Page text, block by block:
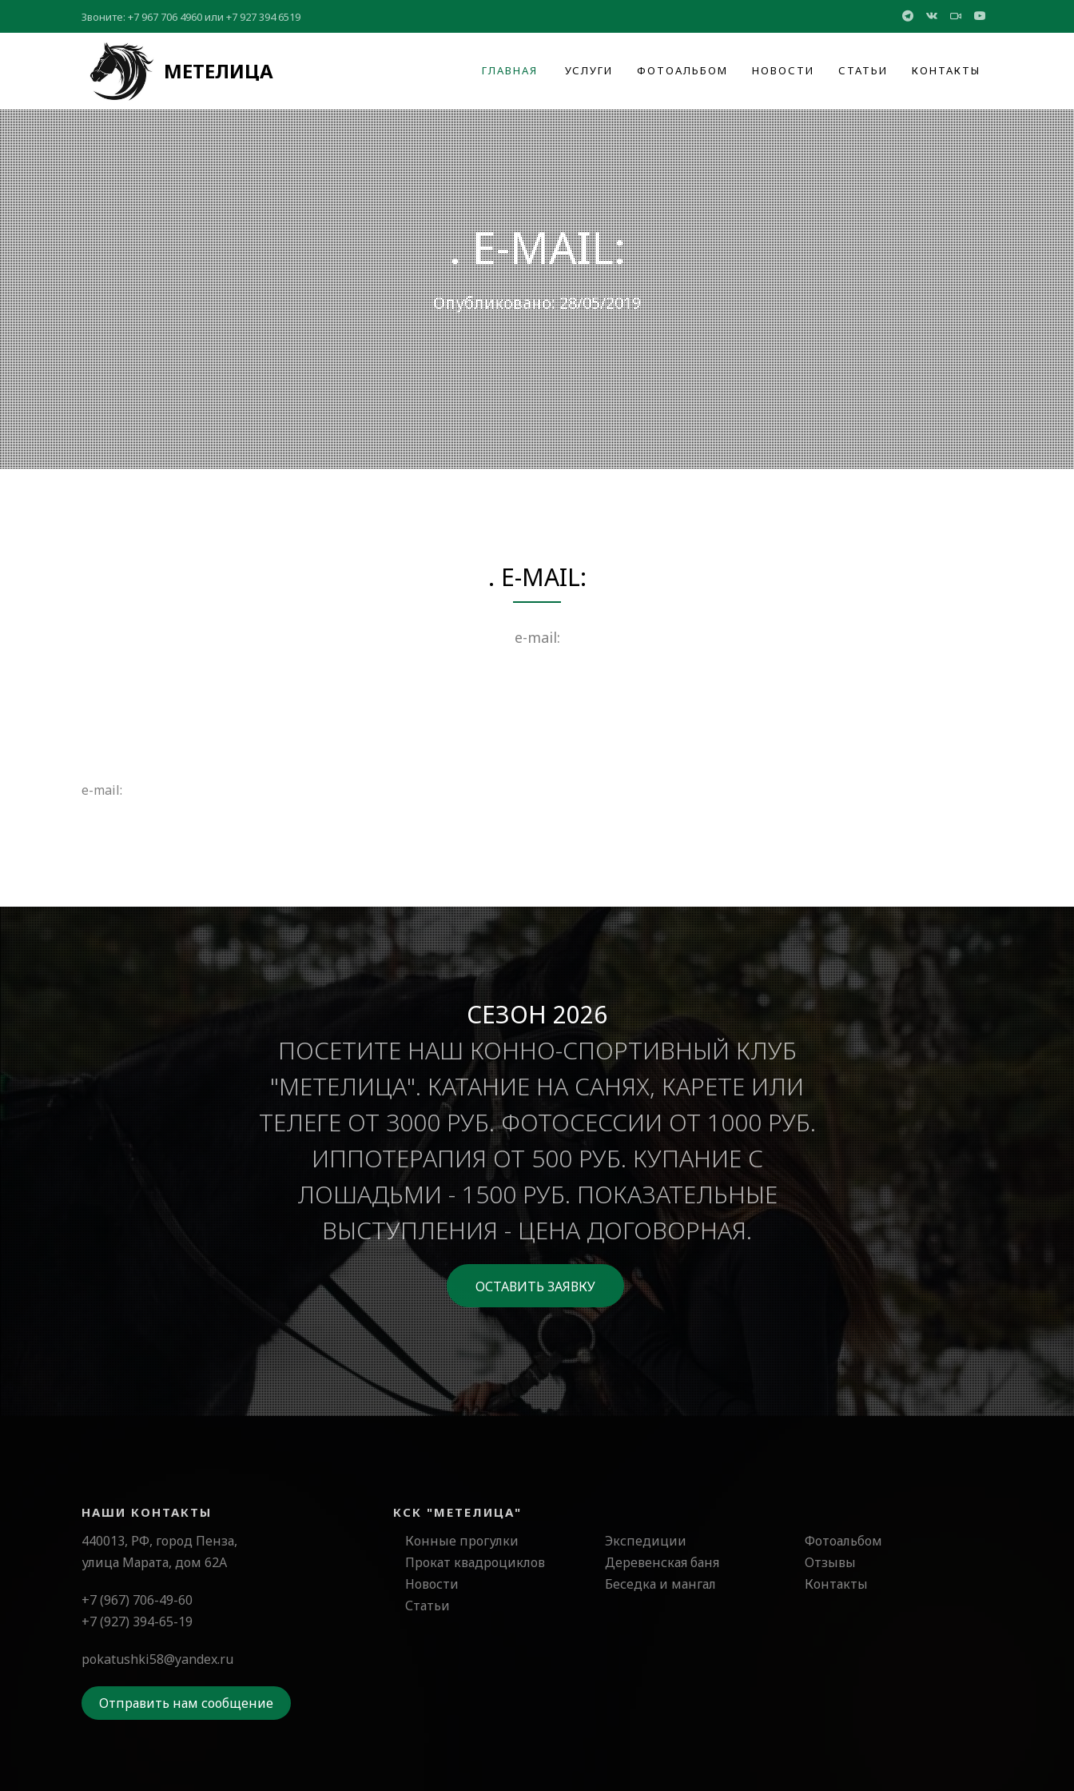
Звоните: +7 967 706 4960или +7 927 394 6519
МЕТЕЛИЦА ГЛАВНАЯ УСЛУГИ ФОТОАЛЬБОМ НОВОСТИ СТАТЬИ КОНТАКТЫ
. E-MAIL:
Опубликовано: 28/05/2019
. E-MAIL:
e-mail:
e-mail:
СЕЗОН 2026
ПОСЕТИТЕ НАШ КОННО-СПОРТИВНЫЙ КЛУБ
"МЕТЕЛИЦА". КАТАНИЕ НА САНЯХ, КАРЕТЕ ИЛИ
ТЕЛЕГЕ ОТ 3000 РУБ. ФОТОСЕССИИ ОТ 1000 РУБ.
ИППОТЕРАПИЯ ОТ 500 РУБ. КУПАНИЕ С
ЛОШАДЬМИ - 1500 РУБ. ПОКАЗАТЕЛЬНЫЕ
ВЫСТУПЛЕНИЯ - ЦЕНА ДОГОВОРНАЯ.
ОСТАВИТЬ ЗАЯВКУ
НАШИ КОНТАКТЫ
440013, РФ, город Пенза,
улица Марата, дом 62А
+7 (967) 706-49-60
+7 (927) 394-65-19
pokatushki58@yandex.ru
Отправить нам сообщение
КСК "МЕТЕЛИЦА"
Конные прогулки
Прокат квадроциклов
Новости
Статьи
Экспедиции
Деревенская баня
Беседка и мангал
Фотоальбом
Отзывы
Контакты